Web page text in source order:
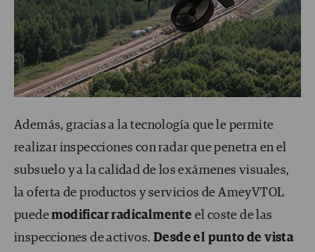
Además, gracias a la tecnología que le permite
realizar inspecciones con radar que penetra en el
subsuelo y a la calidad de los exámenes visuales,
la oferta de productos y servicios de AmeyVTOL
puedemodificar radicalmente el coste de las
inspecciones de activos. Desde el punto de vista